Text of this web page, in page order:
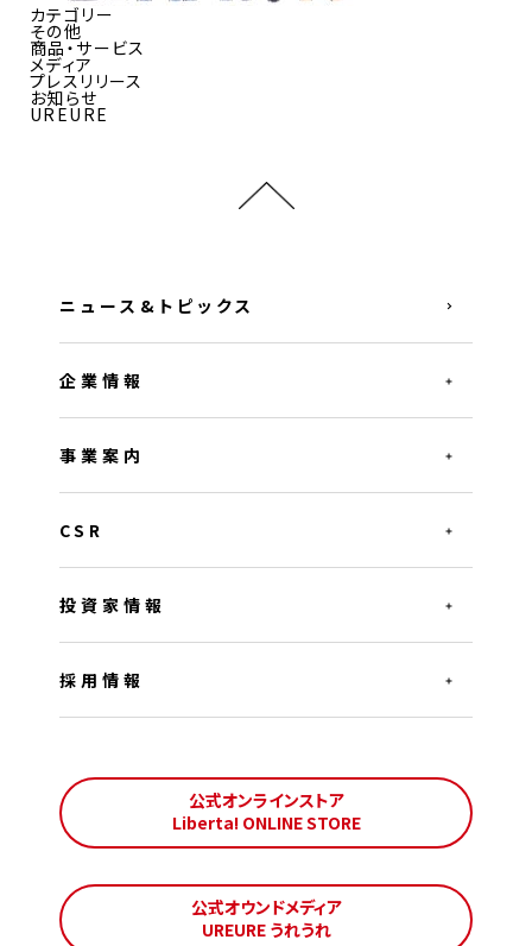
カテゴリー
その他
商品・サービス
メディア
プレスリリース
お知らせ
UREURE
ニュース&トピックス
企業情報
事業案内
CSR
投資家情報
採用情報
公式オンラインストア
Liberta! ONLINE STORE
公式オウンドメディア
UREURE うれうれ